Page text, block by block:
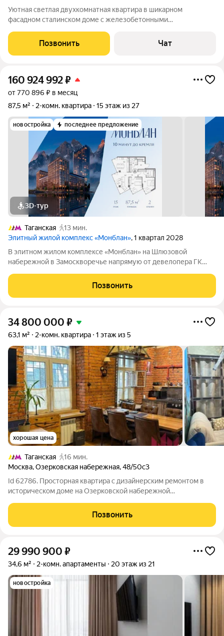
Уютная светлая двухкомнатная квартира в шикарном
фасадном сталинском доме с железобетонными
тёплый кирпичный дом, расположен в самом центре Москвы с
современной развитой инфраструктурой.
Позвонить Чат
160 924 992₽
от 770 896 ₽ в месяц
87,5 м²
2-комн. квартира 15 этаж из 27
новостройка последнее предложение
3D-тур
Таганская
13 мин.
Элитный жилой комплекс «Монблан», 1 квартал 2028
В элитном жилом комплексе «Монблан» на Шлюзовой
набережной в Замоскворечье напрямую от девелопера ГК
квартира на 15 этаже общей площадью 87.50 м. Квартира
предлагается без отделки. «Монблан»
Позвонить
34 800 000 ₽
63,1 м² 2-комн. квартира 1 этаж из 5
хорошая цена
Таганская
16 мин.
Москва,Озерковская набережная,48/50с3
Id 62786. Просторная квартира с дизайнерским ремонтом в
историческом доме на Озерковской набережной
квартиру планировки площадью 63.1 м в престижном
сталинском доме на набережной Москвы-реки. Объект
Позвонить
29 990 900 ₽
34,6 м² 2-комн. апартаменты 20 этаж из 21
новостройка